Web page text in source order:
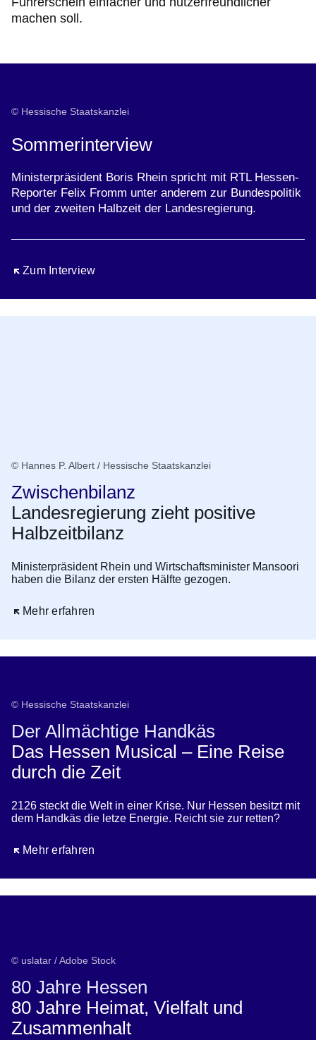
machen soll.
© Hessische Staatskanzlei
Sommerinterview
Ministerpräsident Boris Rhein spricht mit RTL Hessen-
Reporter Felix Fromm unter anderem zur Bundespolitik
und der zweiten Halbzeit der Landesregierung.
Zum Interview
Öffnet sich in einem neuen Fenster
© Hannes P. Albert / Hessische Staatskanzlei
Zwischenbilanz
Landesregierung zieht positive
Halbzeitbilanz
Ministerpräsident Rhein und Wirtschaftsminister Mansoori
haben die Bilanz der ersten Hälfte gezogen.
Mehr erfahren
Öffnet sich in einem neuen Fenster
© Hessische Staatskanzlei
Der Allmächtige Handkäs
Das Hessen Musical – Eine Reise
durch die Zeit
2126 steckt die Welt in einer Krise. Nur Hessen besitzt mit
dem Handkäs die letze Energie. Reicht sie zur retten?
Mehr erfahren
Öffnet sich in einem neuen Fenster
© uslatar / Adobe Stock
80 Jahre Hessen
80 Jahre Heimat, Vielfalt und
Zusammenhalt